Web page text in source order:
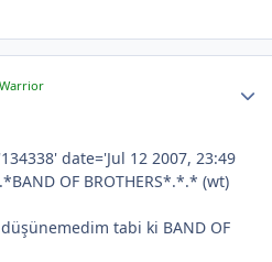
date='Jul 12 2007, 23:49
OF BROTHERS*.*.* (wt)
tabi ki BAND OF